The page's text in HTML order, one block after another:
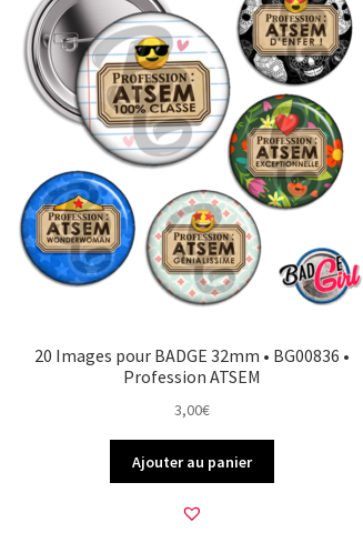
20 Images pour BADGE 32mm • BG00836 •
Profession ATSEM
3,00€
Ajouter au panier